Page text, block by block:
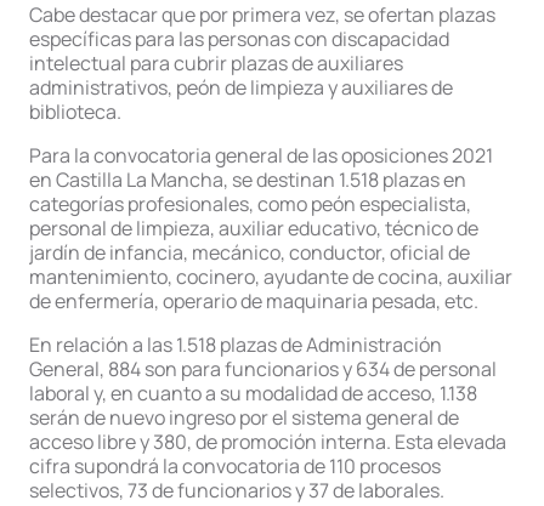
Cabe destacar que por primera vez, se ofertan plazas
específicas para las personas con discapacidad
intelectual para cubrir plazas de auxiliares
administrativos, peón de limpieza y auxiliares de
biblioteca.
Para la convocatoria general de las oposiciones 2021
en Castilla La Mancha, se destinan 1.518 plazas en
categorías profesionales, como peón especialista,
personal de limpieza, auxiliar educativo, técnico de
jardín de infancia, mecánico, conductor, oficial de
mantenimiento, cocinero, ayudante de cocina, auxiliar
de enfermería, operario de maquinaria pesada, etc.
En relación a las 1.518 plazas de Administración
General, 884 son para funcionarios y 634 de personal
laboral y, en cuanto a su modalidad de acceso, 1.138
serán de nuevo ingreso por el sistema general de
acceso libre y 380, de promoción interna. Esta elevada
cifra supondrá la convocatoria de 110 procesos
selectivos, 73 de funcionarios y 37 de laborales.